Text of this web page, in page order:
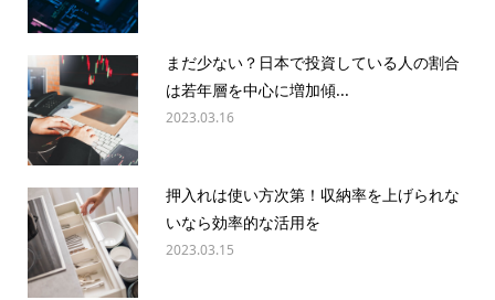
まだ少ない？日本で投資している人の割合
は若年層を中心に増加傾...
2023.03.16
押入れは使い方次第！収納率を上げられな
いなら効率的な活用を
2023.03.15